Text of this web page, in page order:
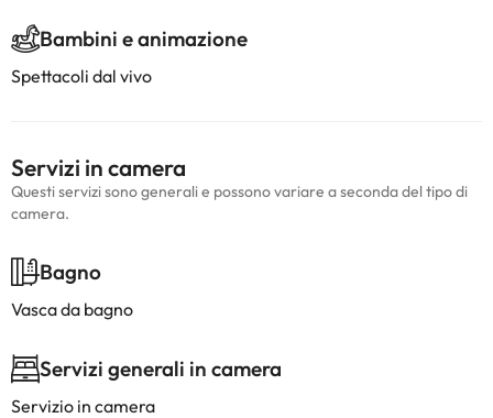
Bambini e animazione
Spettacoli dal vivo
Servizi in camera
Questi servizi sono generali e possono variare a seconda del tipo di
camera.
Bagno
Vasca da bagno
Servizi generali in camera
Servizio in camera